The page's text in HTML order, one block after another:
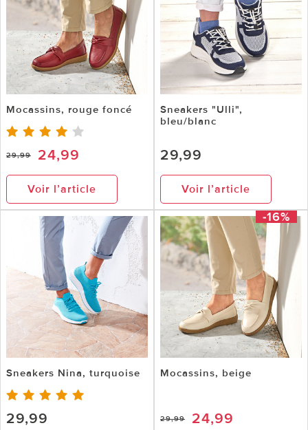
Mocassins, rouge foncé
29,99 24,99
Voir l’article
Sneakers "Ulli",
bleu/blanc
29,99
Voir l’article
Sneakers Nina, turquoise
29,99
-16%
Mocassins, beige
29,99 24,99